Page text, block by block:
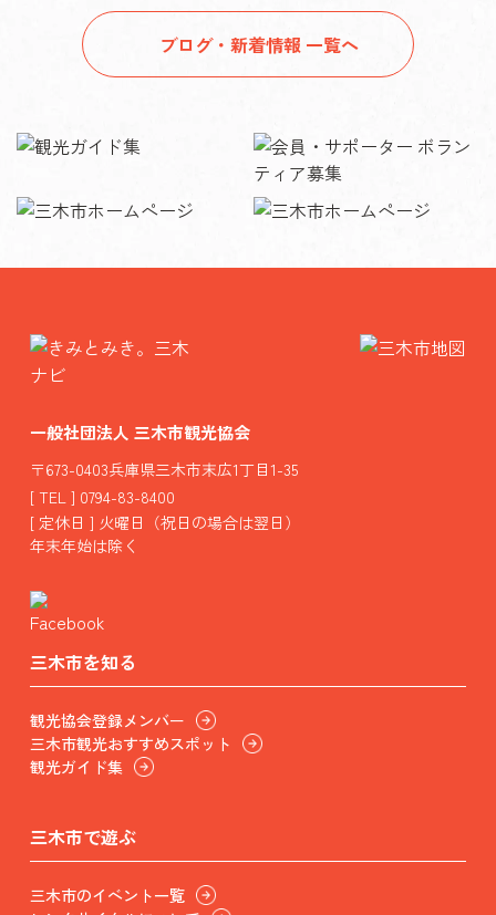
ブログ・新着情報 一覧へ
一般社団法人 三木市観光協会
〒673-0403兵庫県三木市末広1丁目1-35
[ TEL ] 0794-83-8400
[ 定休日 ] 火曜日（祝日の場合は翌日）
年末年始は除く
三木市を知る
観光協会登録メンバー
三木市観光おすすめスポット
観光ガイド集
三木市で遊ぶ
三木市のイベント一覧